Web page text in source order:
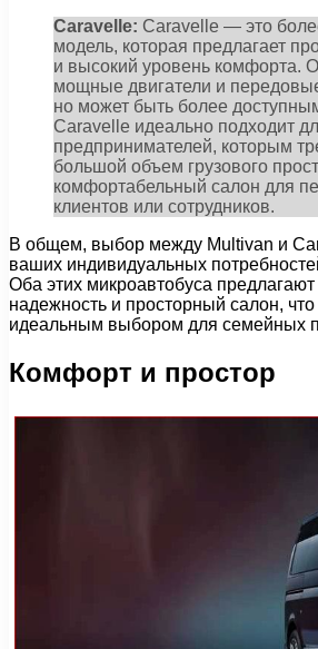
Caravelle: Caravelle — это
модель, которая предлагает
и высокий уровень комфорта.
мощные двигатели и
но может быть более
Caravelle идеально подходит
предпринимателей, которым
большой объем грузового
комфортабельный салон для
клиентов или сотрудников.
В общем, выбор между Multivan и
ваших индивидуальных
Оба этих микроавтобуса
надежность и просторный салон, что
идеальным выбором для семейных
Комфорт и простор